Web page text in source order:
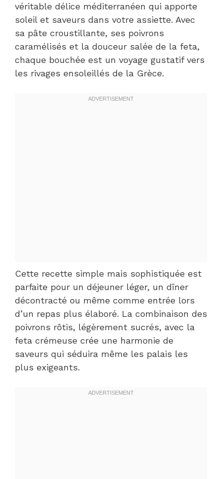
véritable délice méditerranéen qui apporte
soleil et saveurs dans votre assiette. Avec
sa pâte croustillante, ses poivrons
caramélisés et la douceur salée de la feta,
chaque bouchée est un voyage gustatif vers
les rivages ensoleillés de la Grèce.
Cette recette simple mais sophistiquée est
parfaite pour un déjeuner léger, un dîner
décontracté ou même comme entrée lors
d’un repas plus élaboré. La combinaison des
poivrons rôtis, légèrement sucrés, avec la
feta crémeuse crée une harmonie de
saveurs qui séduira même les palais les
plus exigeants.